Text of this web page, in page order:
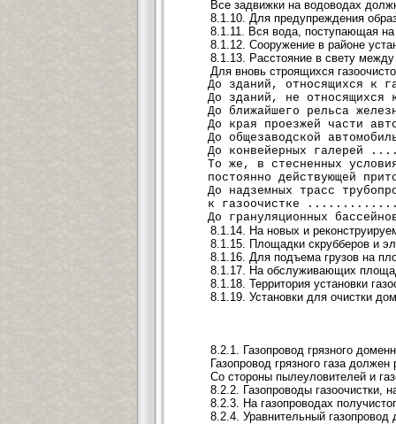
Все задвижки на водоводах
8.1.10. Для предупреждения
8.1.11. Вся вода, поступающая
8.1.12. Сооружение в районе
8.1.13. Расстояние в свету
Для вновь строящихся
До зданий,
До зданий, не
До ближайшего рельса
До края проезжей части
До общезаводской
До конвейерных
То же, в стесненных
постоянно действующей
До надземных трасс
к газоочистке
До грануляционных
8.1.14. На новых и
8.1.15. Площадки скрубберов и
8.1.16. Для подъема грузов на
8.1.17. На обслуживающих
8.1.18. Территория установки
8.1.19. Установки для очистки
8.2.1. Газопровод грязного
Газопровод грязного газа
Со стороны пылеуловителей и
8.2.2. Газопроводы газоочистки,
8.2.3. На газопроводах
8.2.4. Уравнительный